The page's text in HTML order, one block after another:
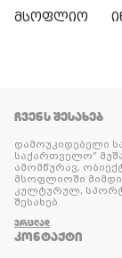
მსოფლიო
ᲩᲕᲔᲜᲡ ᲨᲔᲡᲐᲮᲔᲑ
დამოუკიდებელი
საქართველო”
ამომწურავ,
მსოფლიოში
კულტურულ,
შესახებ.
ᲕᲠᲪᲚᲐᲓ
ᲙᲝᲜᲢᲐᲥᲢᲘ